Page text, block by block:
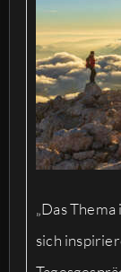
„Das
sich